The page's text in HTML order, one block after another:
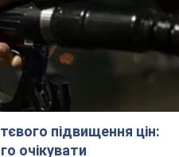
підвищення цін:
очікувати